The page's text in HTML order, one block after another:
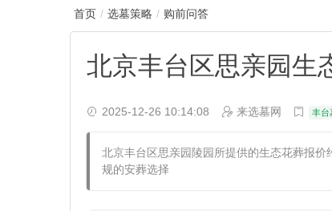
首页 选墓策略 购前问答
北京丰台区思亲园生
2025-12-26 10:14:08 来选墓网 丰台
北京丰台区思亲园陵园所提供的生态花葬报
规的安葬选择